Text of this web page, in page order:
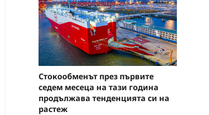
Стокообменът през първите
седем месеца на тази година
продължава тенденцията си на
растеж